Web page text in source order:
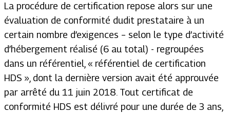
La procédure de certification repose alors sur une
évaluation de conformité dudit prestataire à un
certain nombre d’exigences – selon le type d’activité
d’hébergement réalisé (6 au total) - regroupées
dans un référentiel, « référentiel de certification
HDS », dont la dernière version avait été approuvée
par arrêté du 11 juin 2018. Tout certificat de
conformité HDS est délivré pour une durée de 3 ans,